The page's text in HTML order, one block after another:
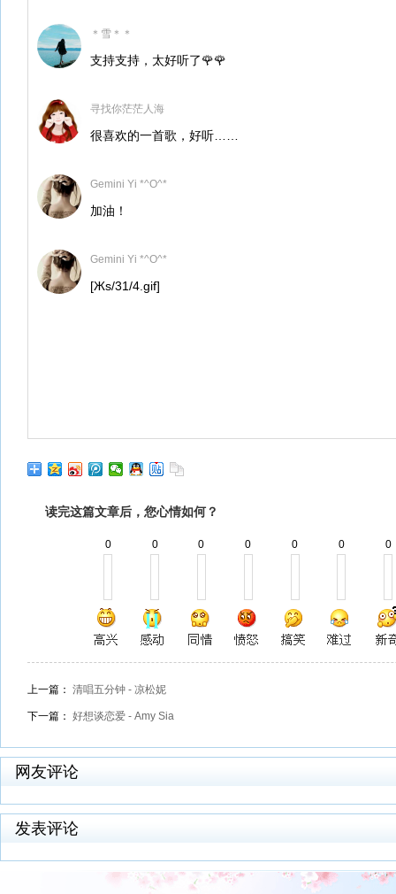
＊雪＊＊
支持支持，太好听了🌹🌹
寻找你茫茫人海
很喜欢的一首歌，好听……
Gemini Yi *^O^*
加油！
Gemini Yi *^O^*
[Жs/31/4.gif]
读完这篇文章后，您心情如何？
0 0 0 0 0 0 0
上一篇： 清唱五分钟 - 凉松妮
下一篇： 好想谈恋爱 - Amy Sia
网友评论
发表评论